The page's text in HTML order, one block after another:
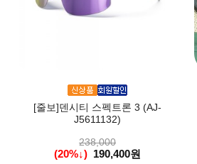
[줄보]덴시티 스펙트론 3 (AJ-
J5611132)
238,000
(20%↓) 190,400원